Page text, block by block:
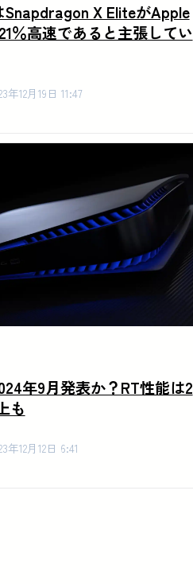
Snapdragon X EliteがApple
％高速であると主張してい
年12月19日 11:47
年9月発表か？RT性能は2
も
年12月12日 6:41